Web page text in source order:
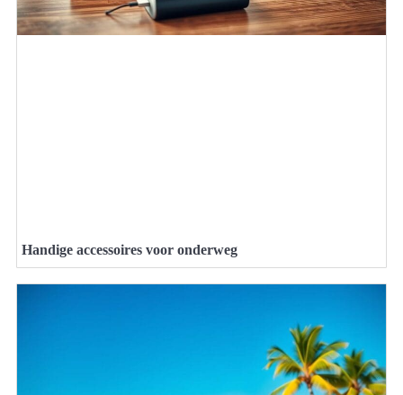
Handige accessoires voor onderweg